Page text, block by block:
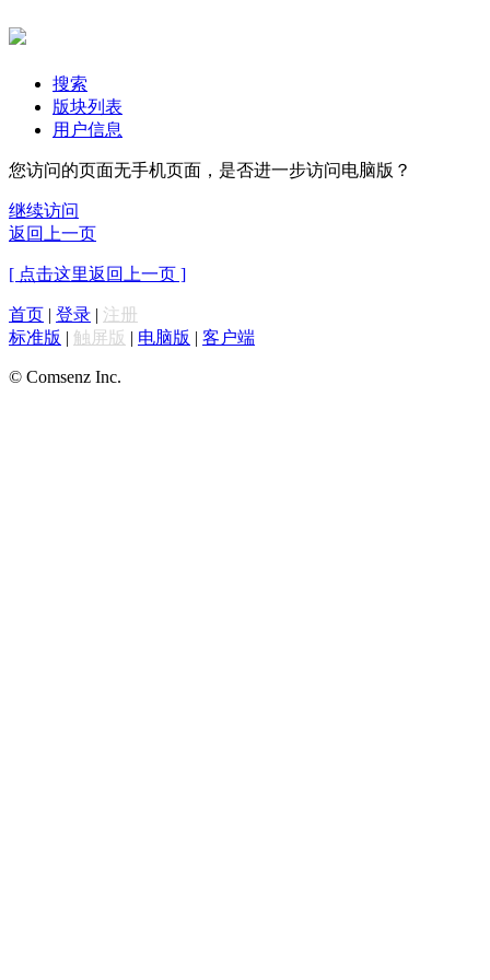
搜索
版块列表
用户信息
您访问的页面无手机页面，是否进一步访问电脑版？
继续访问
返回上一页
[ 点击这里返回上一页 ]
首页 | 登录 | 注册
标准版 | 触屏版 | 电脑版 | 客户端
© Comsenz Inc.